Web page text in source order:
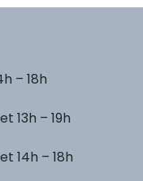
– 18h
13h – 19h
14h – 18h